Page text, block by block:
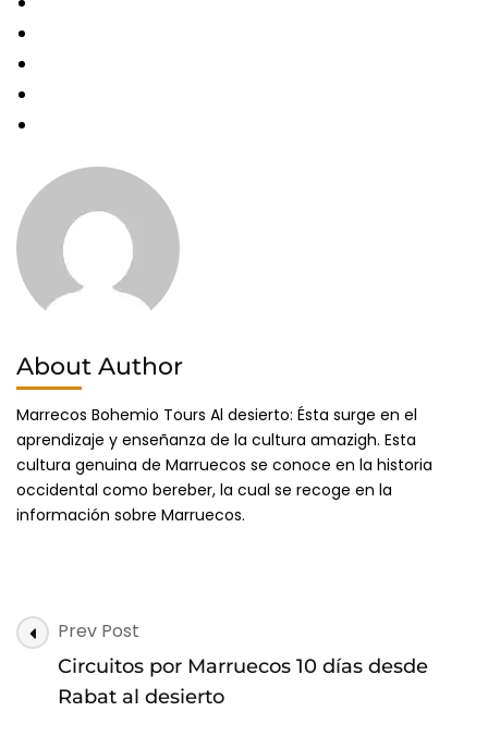
About Author
Marrecos Bohemio Tours Al desierto: Ésta surge en el
aprendizaje y enseñanza de la cultura amazigh. Esta
cultura genuina de Marruecos se conoce en la historia
occidental como bereber, la cual se recoge en la
información sobre Marruecos.
Post
Navigation
Prev Post
Circuitos por Marruecos 10 días desde
Rabat al desierto